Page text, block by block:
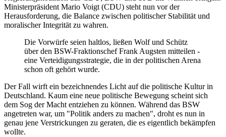
Ministerpräsident Mario Voigt (CDU) steht nun vor der
Herausforderung, die Balance zwischen politischer Stabilität und
moralischer Integrität zu wahren.
Die Vorwürfe seien haltlos, ließen Wolf und Schütz
über den BSW-Fraktionschef Frank Augsten mitteilen -
eine Verteidigungsstrategie, die in der politischen Arena
schon oft gehört wurde.
Der Fall wirft ein bezeichnendes Licht auf die politische Kultur in
Deutschland. Kaum eine neue politische Bewegung scheint sich
dem Sog der Macht entziehen zu können. Während das BSW
angetreten war, um "Politik anders zu machen", droht es nun in
genau jene Verstrickungen zu geraten, die es eigentlich bekämpfen
wollte.